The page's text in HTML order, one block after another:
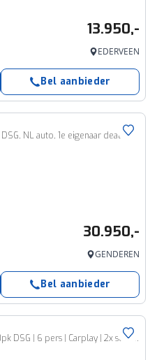
13.950,-
EDERVEEN
Bel aanbieder
2.0 TDI L2H1 28 Bulli 150PK / 110kW DSG, NL auto, 1e eigenaar dealeronderhouden en door ons geleverd, digital cockpit pro, adaptieve cruise control (ACC), achteruitrijcamera (Rear View), elektrisch verstel-, verwarm- en inklapbare buitenspiegels, verwarmbare voorstoelen, parkeersensoren voor en achter (PDC), lederen bekleding, multifunctioneel lederen stuurwiel, achterklep, zijschuifdeur rechts, LED verlichting etc.
30.950,-
GENDEREN
Bel aanbieder
Vw L2H1 Dubbel Cabine 2.0 TDI 150pk DSG | 6 pers | Carplay | 2x schuifdeur |